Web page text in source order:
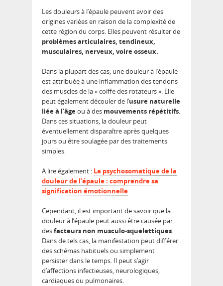
Les douleurs à l’épaule peuvent avoir des
origines variées en raison de la complexité de
cette région du corps. Elles peuvent résulter de
problèmes articulaires, tendineux,
musculaires, nerveux, voire osseux.
Dans la plupart des cas, une douleur à l’épaule
est attribuée à une inflammation des tendons
des muscles de la « coiffe des rotateurs ». Elle
peut également découler de l’usure naturelle
liée à l’âgeou à des mouvements répétitifs.
Dans ces situations, la douleur peut
éventuellement disparaître après quelques
jours ou être soulagée par des traitements
simples.
A lire également : La psychosomatique de la
douleur de l’épaule : comprendre sa
signification émotionnelle
Cependant, il est important de savoir que la
douleur à l’épaule peut aussi être causée par
desfacteurs non musculo-squelettiques.
Dans de tels cas, la manifestation peut différer
des schémas habituels ou simplement
persister dans le temps. Il peut s’agir
d’affections infectieuses, neurologiques,
cardiaques ou pulmonaires.